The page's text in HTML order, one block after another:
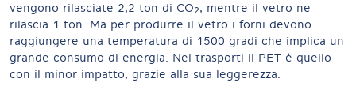
vengono rilasciate 2,2 ton di CO2, mentre il vetro ne
rilascia 1 ton. Ma per produrre il vetro i forni devono
raggiungere una temperatura di 1500 gradi che implica un
grande consumo di energia. Nei trasporti il PET è quello
con il minor impatto, grazie alla sua leggerezza.